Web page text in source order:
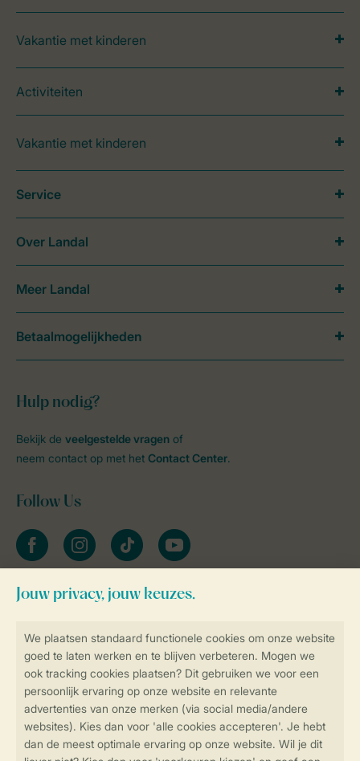
Veilig en snel online boeken
Veilige gegevensoverdracht
Veilige betaling
Vakantie met kinderen
Activiteiten
Vakantie met kinderen
Hulp nodig?
Bekijk de veelgestelde vragen of
neem contact op met het Contact Center.
Follow Us
facebookinstagramtiktok youtube
Blijf op de hoogte
Service
Over Landal
Meer Landal
Betaalmogelijkheden